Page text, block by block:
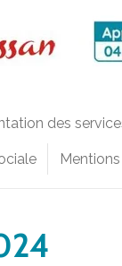
des